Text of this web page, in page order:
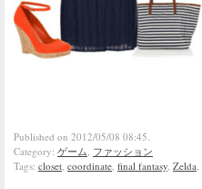
Published on 2012/05/08 08:45.
Category: ゲーム, ファッション
Tags: closet, coordinate, final fantasy, Zelda,